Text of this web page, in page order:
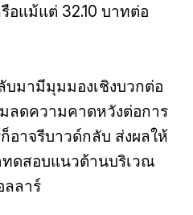
อแม้แต่ 32.10 บาทต่อ
บมามีมุมมองเชิงบวกต่อ
ลดความคาดหวังต่อการ
อาจรีบาวด์กลับ ส่งผลให้
ดสอบแนวต้านบริเวณ
ลลาร์